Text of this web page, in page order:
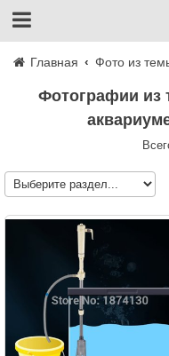
Главная Фото из
Фотографии из темы: Сифонка грунта в